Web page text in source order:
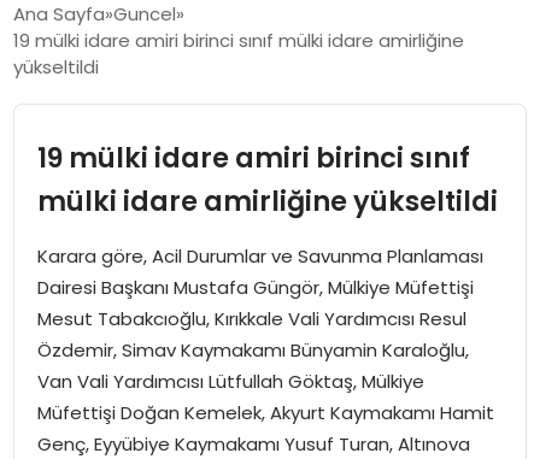
GUNCEL
SPOR
MAGAZIN
SPOR
EĞITIM
Ana Sayfa Guncel
19 mülki idare amiri birinci sınıf mülki idare amirliğine
yükseltildi
19 mülki idare amiri birinci sınıf
mülki idare amirliğine yükseltildi
Karara göre, Acil Durumlar ve Savunma Planlaması
Dairesi Başkanı Mustafa Güngör, Mülkiye Müfettişi
Mesut Tabakcıoğlu, Kırıkkale Vali Yardımcısı Resul
Özdemir, Simav Kaymakamı Bünyamin Karaloğlu,
Van Vali Yardımcısı Lütfullah Göktaş, Mülkiye
Müfettişi Doğan Kemelek, Akyurt Kaymakamı Hamit
Genç, Eyyübiye Kaymakamı Yusuf Turan, Altınova